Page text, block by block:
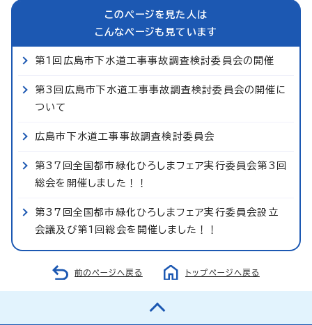
このページを見た人は
こんなページも見ています
第1回広島市下水道工事事故調査検討委員会の開催
第3回広島市下水道工事事故調査検討委員会の開催に
ついて
広島市下水道工事事故調査検討委員会
第37回全国都市緑化ひろしまフェア実行委員会第3回
総会を開催しました！！
第37回全国都市緑化ひろしまフェア実行委員会設立
会議及び第1回総会を開催しました！！
前のページへ戻る トップページへ戻る